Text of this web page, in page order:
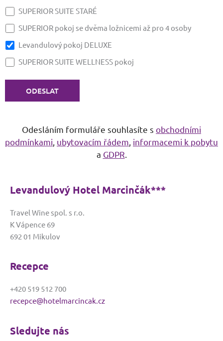
SUPERIOR SUITE STARÉ
SUPERIOR pokoj se dvěma ložnicemi až pro 4 osoby
Levandulový pokoj DELUXE
SUPERIOR SUITE WELLNESS pokoj
t
Odesláním formuláře souhlasíte s obchodními
podmínkami ubytovacím řádem informacemi k pobytu
a GDPR
Levandulový Hotel Marcinčák***
Travel Wine spol. s r.o.
K Vápence 69
692 01 Mikulov
Recepce
+420 519 512 700
recepce@hotelmarcincak.cz
Sledujte nás